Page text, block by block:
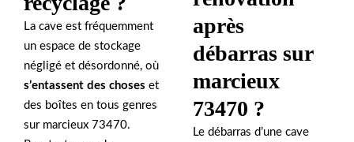
La cave est fréquemment
un espace de stockage
négligé et désordonné, où
s’entassent des choses et
des boîtes en tous genres
sur marcieux 73470.
après
débarras sur
marcieux
73470 ?
Le débarras d’une cave